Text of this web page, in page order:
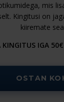
mis
Kingitusi on
kiiremate
KINGITUS IGA
OSTAN